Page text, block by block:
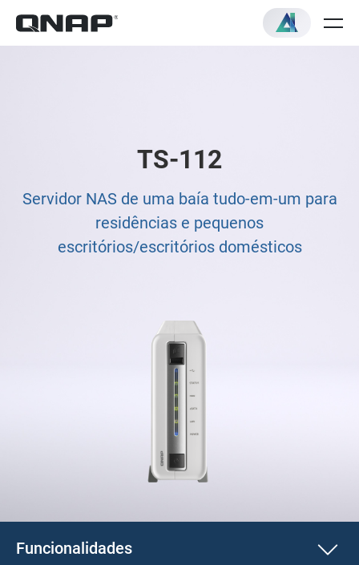
TS-112
Servidor NAS de uma baía tudo-em-um para
residências e pequenos
escritórios/escritórios domésticos
Funcionalidades